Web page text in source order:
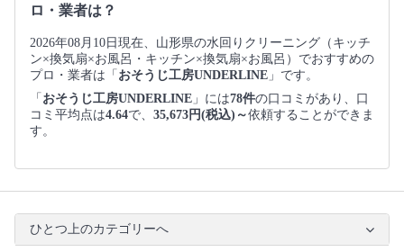
ロ・業者は？
2026年08月10日現在、山形県の水回りクリーニング（キッチ
ン×換気扇×お風呂・キッチン×換気扇×お風呂）でおすすめの
プロ・業者は「 おそうじ工房UNDERLINE 」です。
「 おそうじ工房UNDERLINE 」には78件の口コミがあり、口
コミ平均点は4.64で、 35,673円(税込)～依頼することができま
す。
ひとつ上のカテゴリーへ